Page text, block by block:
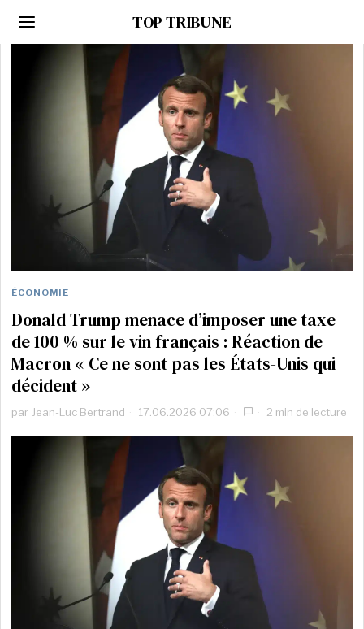
TOP TRIBUNE
ÉCONOMIE
Donald Trump menace d’imposer une taxe
de 100 % sur le vin français : Réaction de
Macron « Ce ne sont pas les États-Unis qui
décident »
par Jean-Luc Bertrand 17.06.2026 07:06 2 min de lecture